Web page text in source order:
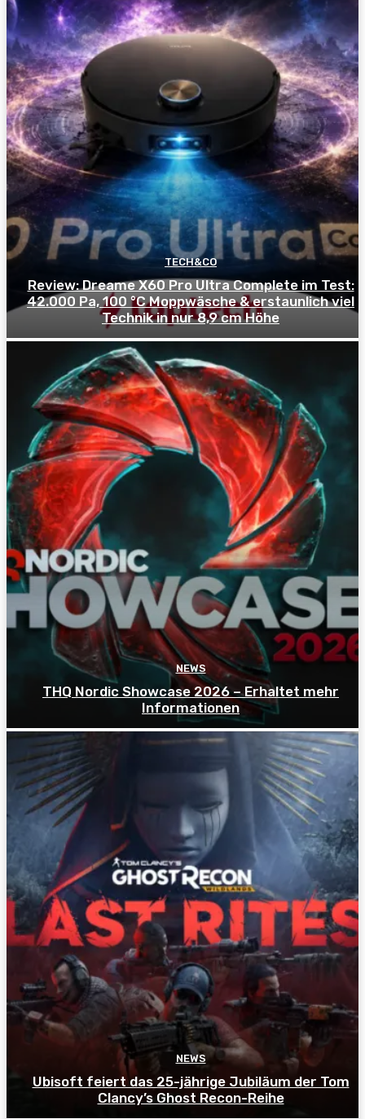
TECH&CO
Review: Dreame X60 Pro Ultra Complete im Test:
42.000 Pa, 100 °C Moppwäsche & erstaunlich viel
Technik in nur 8,9 cm Höhe
NEWS
THQ Nordic Showcase 2026 – Erhaltet mehr
Informationen
NEWS
Ubisoft feiert das 25-jährige Jubiläum der Tom
Clancy’s Ghost Recon-Reihe